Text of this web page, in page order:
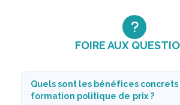
FOIRE AUX
Quels sont les bénéfices
formation politique de prix ?